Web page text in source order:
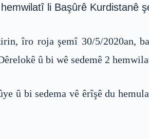
li Başûrê Kurdistanê
îro roja şemî 30/5/2020an,
û bi wê sedemê 2
û bi sedema vê êrîşê du